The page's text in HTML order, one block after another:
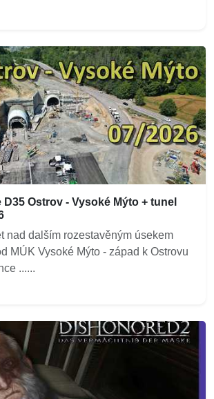
Ostrov - Vysoké Mýto + tunel
nad dalším rozestavěným úsekem
MÚK Vysoké Mýto - západ k Ostrovu
......